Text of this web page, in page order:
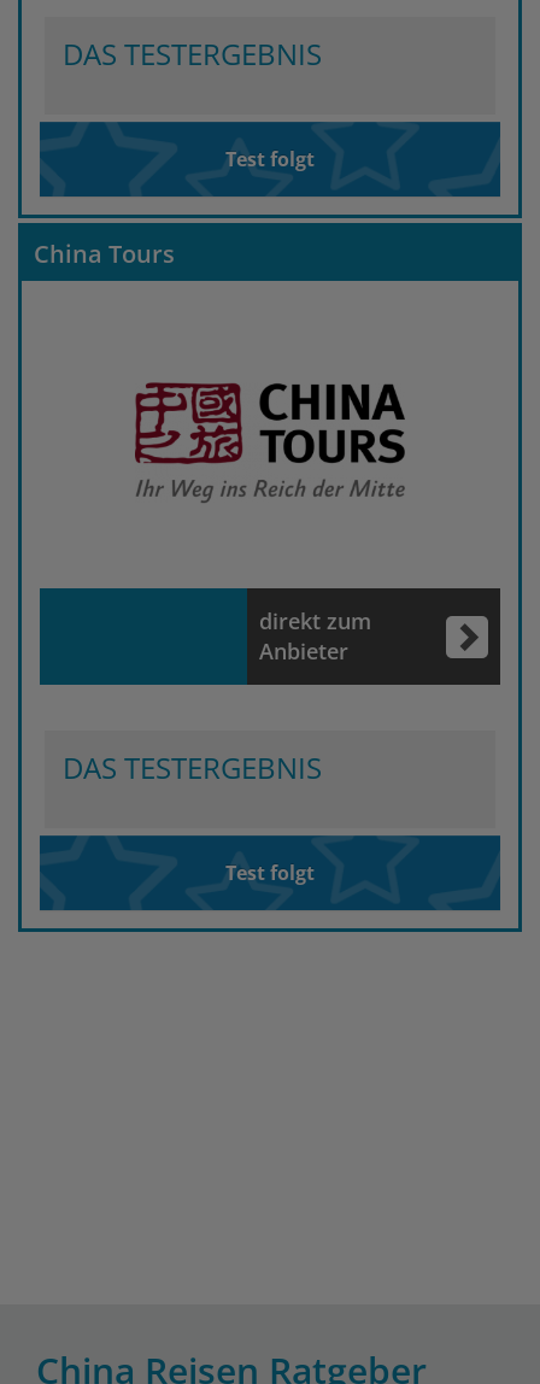
DAS TESTERGEBNIS
Test folgt
China Tours
direkt zum
Anbieter
DAS TESTERGEBNIS
Test folgt
China Reisen Ratgeber